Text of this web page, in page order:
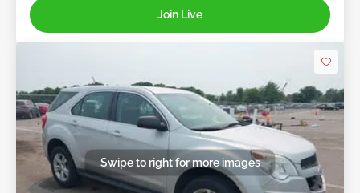
Join Live
Swipe to right for more images